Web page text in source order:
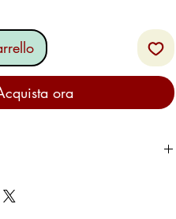
ora
grano: Sardegna – Italia